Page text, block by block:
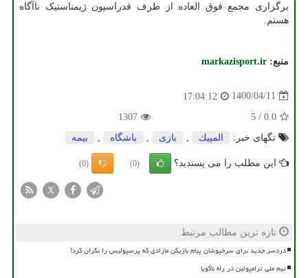
برگزاری مجمع فوق العاده از طرف فدراسیون ژیمناستیک ناآگاه
هستم.
منبع: markazisport.ir
1400/04/11
17:04:12
0.0
/
5
1307
تگهای خبر:
المپیك بازی باشگاه بیمه
این مطلب را می پسندید؟ (0)
(0)
X
تازه ترین مطالب مرتبط
دردسر جدید برای سرخپوشان پیام بازیکن مازادی که پرسپولیس را نگران کرد!
تیم ملی ترامپولین در راه ناگویا